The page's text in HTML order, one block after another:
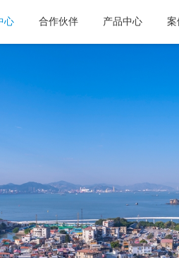
心 合作伙伴 产品中心 案